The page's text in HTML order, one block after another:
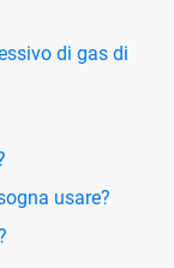
di gas di
usare?